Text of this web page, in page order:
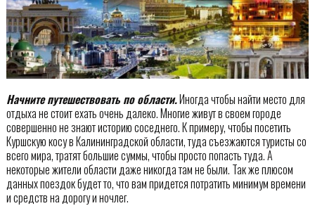
Начните путешествовать по области.Иногда чтобы найти место для
отдыха не стоит ехать очень далеко. Многие живут в своем городе
совершенно не знают историю соседнего. К примеру, чтобы посетить
Куршскую косу в Калининградской области, туда съезжаются туристы со
всего мира, тратят большие суммы, чтобы просто попасть туда. А
некоторые жители области даже никогда там не были. Так же плюсом
данных поездок будет то, что вам придется потратить минимум времени
и средств на дорогу и ночлег.